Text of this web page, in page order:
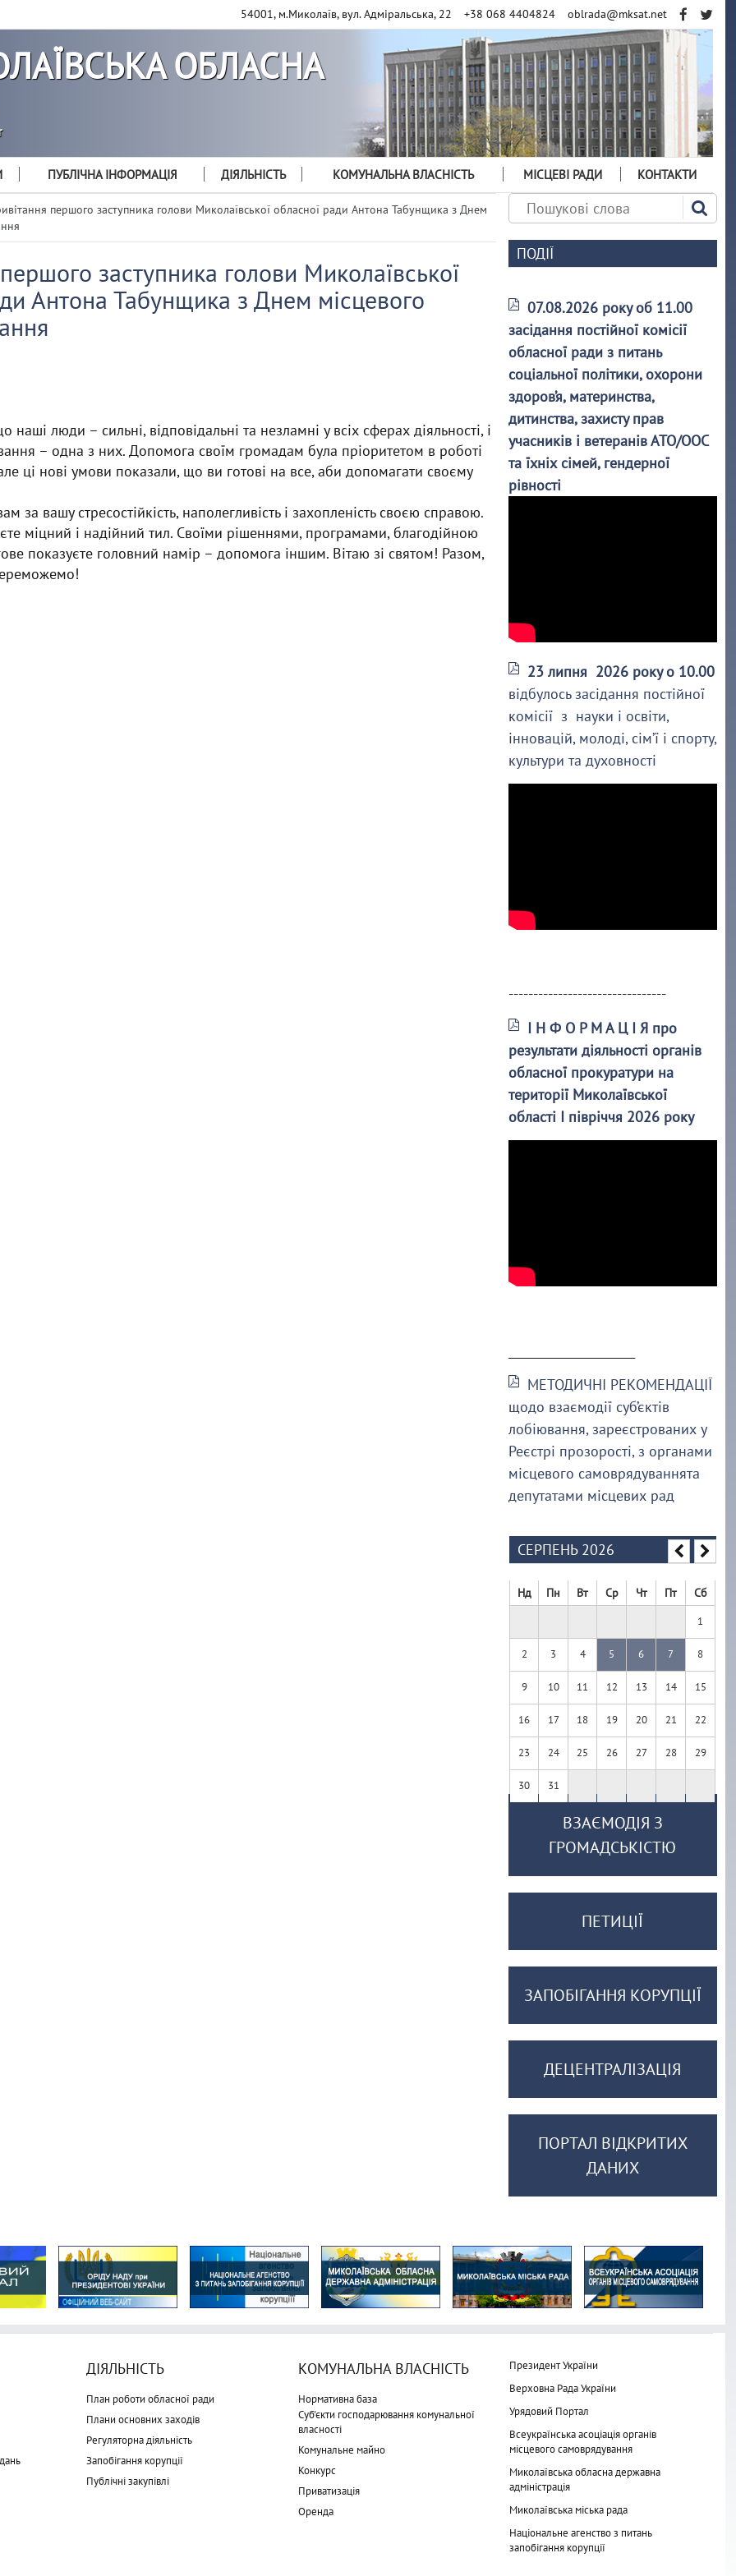
54001, м.Миколаїв, вул. Адміральська, 22 +38 068 4404824 oblrada@mksat.net
ОБЛАСНА
ПУБЛІЧНА ІНФОРМАЦІЯ ДІЯЛЬНІСТЬ КОМУНАЛЬНА ВЛАСНІСТЬ МІСЦЕВІ РАДИ КОНТАКТИ
першого заступника голови Миколаївської обласної ради Антона Табунщика з Днем
заступника голови Миколаївської
Антона Табунщика з Днем місцевого
наші люди – сильні, відповідальні та незламні у всіх сферах діяльності, і
– одна з них. Допомога своїм громадам була пріоритетом в роботі
ці нові умови показали, що ви готові на все, аби допомагати своєму
за вашу стресостійкість, наполегливість і захопленість своєю справою.
міцний і надійний тил. Своїми рішеннями, програмами, благодійною
показуєте головний намір – допомога іншим. Вітаю зі святом! Разом,
ПОДІЇ
07.08.2026 року об 11.00
засідання постійної комісії
обласної ради з питань
соціальної політики, охорони
здоров’я, материнства,
дитинства, захисту прав
учасників і ветеранів АТО/ООС
та їхніх сімей, гендерної
рівності
23 липня 2026 року о 10.00
відбулось засідання постійної
комісії з науки і освіти,
інновацій, молоді, сім’ї і спорту,
культури та духовності
--------------------------------
І Н Ф О Р М А Ц І Я про
результати діяльності органів
обласної прокуратури на
території Миколаївської
області І півріччя 2026 року
МЕТОДИЧНІ РЕКОМЕНДАЦІЇ
щодо взаємодії суб’єктів
лобіювання, зареєстрованих у
Реєстрі прозорості, з органами
місцевого самоврядуваннята
депутатами місцевих рад
СЕРПЕНЬ 2026
Нд Пн Вт Ср Чт Пт Сб
1
2 3 4 5 6 7 8
9 10 11 12 13 14 15
16 17 18 19 20 21 22
23 24 25 26 27 28 29
30 31
ВЗАЄМОДІЯ З
ГРОМАДСЬКІСТЮ
ПЕТИЦІЇ
ЗАПОБІГАННЯ КОРУПЦІЇ
ДЕЦЕНТРАЛІЗАЦІЯ
ПОРТАЛ ВІДКРИТИХ
ДАНИХ
ДІЯЛЬНІСТЬ
План роботи обласної ради
Плани основних заходів
Регуляторна діяльність
Запобігання корупції
Публічні закупівлі
КОМУНАЛЬНА ВЛАСНІСТЬ
Нормативна база
Суб'єкти господарювання комунальної
власності
Комунальне майно
Конкурс
Приватизація
Оренда
Президент України
Верховна Рада України
Урядовий Портал
Всеукраїнська асоціація органів
місцевого самоврядування
Миколаївська обласна державна
адміністрація
Миколаївська міська рада
Національне агенство з питань
запобігання корупції